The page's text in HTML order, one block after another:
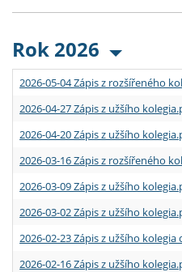
Rok 2026
2026-05-04 Zápis z rozšířeného
2026-04-27 Zápis z užšího
2026-04-20 Zápis z užšího
2026-03-16 Zápis z rozšířeného
2026-03-09 Zápis z užšího
2026-03-02 Zápis z užšího
2026-02-23 Zápis z užšího
2026-02-16 Zápis z užšího